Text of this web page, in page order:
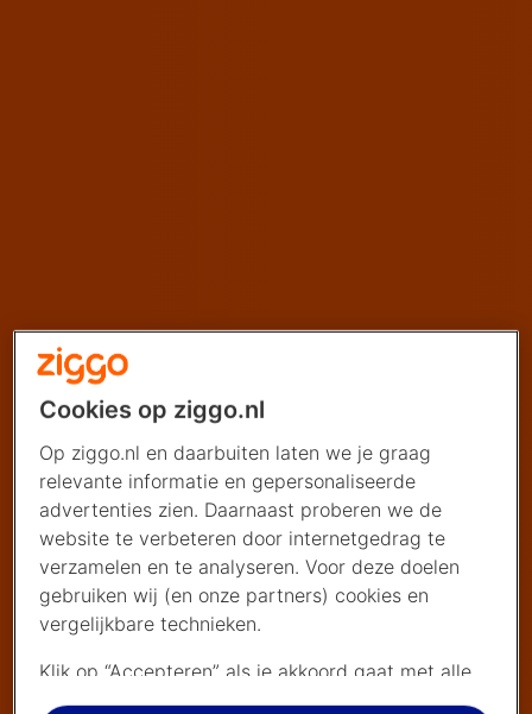
Cookies op ziggo.nl
Op ziggo.nl en daarbuiten laten we je graag
relevante informatie en gepersonaliseerde
advertenties zien. Daarnaast proberen we de
website te verbeteren door internetgedrag te
verzamelen en te analyseren. Voor deze doelen
gebruiken wij (en onze partners) cookies en
vergelijkbare technieken.
Klik op “Accepteren” als je akkoord gaat met alle
cookies. Kies je voor “Nee, liever niet”, dan